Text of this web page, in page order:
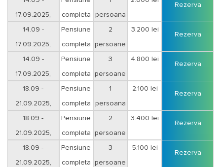
17.09.2025,
sejur 3 nopti
completa persoana
Rezerva
14.09 -
17.09.2025,
sejur 3 nopti
Pensiune
completa
2
persoane
3.200 lei
Rezerva
14.09 -
17.09.2025,
sejur 3 nopti
Pensiune
completa
3
persoane
4.800 lei
Rezerva
18.09 -
21.09.2025,
sejur 3 nopti
Pensiune
completa
1
persoana
2.100 lei
Rezerva
18.09 -
21.09.2025,
sejur 3 nopti
Pensiune
completa
2
persoane
3.400 lei
Rezerva
18.09 -
21.09.2025,
Pensiune
completa
3
persoane
5.100 lei
Rezerva